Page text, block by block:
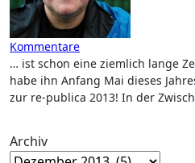
Kommentare
… ist schon eine ziemlich lange
habe ihn Anfang Mai dieses
zur re-publica 2013! In der
Archiv